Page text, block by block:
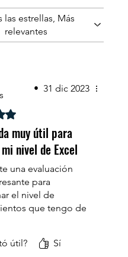
las estrellas, Más
relevantes
• 31 dic 2023
5 estrellas.
muy útil para
nivel de Excel
una evaluación
para
el nivel de
que tengo de
aprende cuáles
útil? Sí